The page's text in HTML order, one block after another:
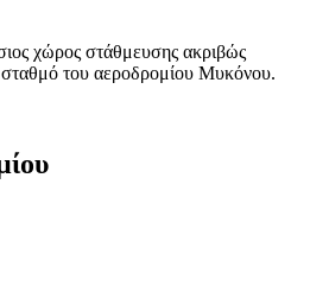
χώρος στάθμευσης ακριβώς
σταθμό του αεροδρομίου Μυκόνου.